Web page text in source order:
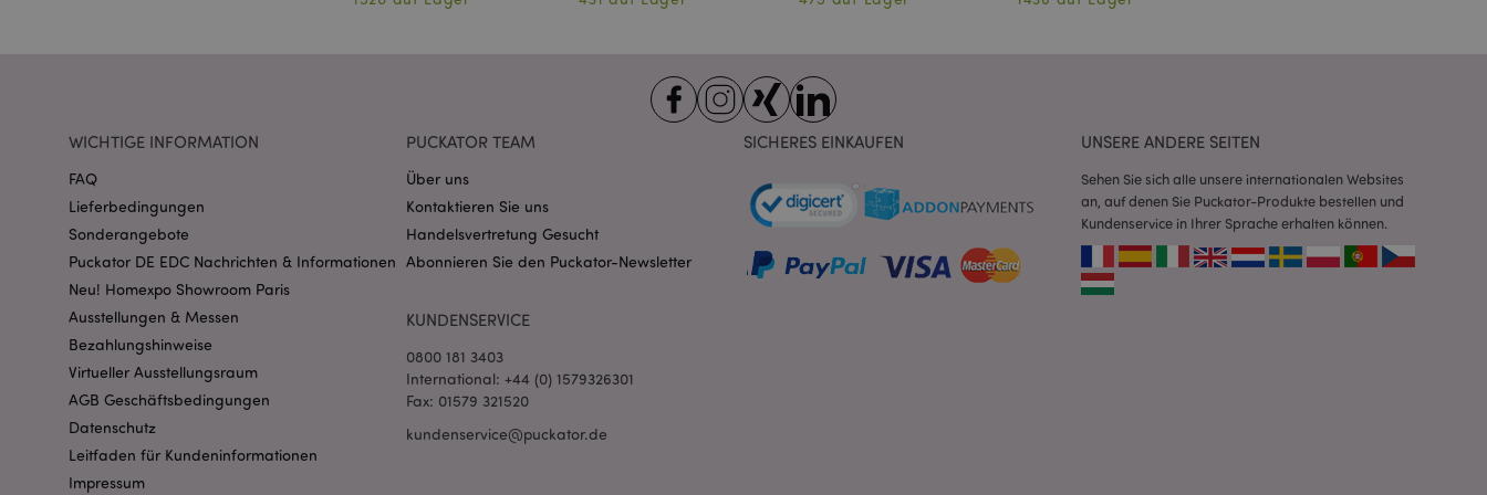
WICHTIGE INFORMATION
FAQ
Lieferbedingungen
Sonderangebote
Puckator DE EDC Nachrichten & Informationen
Neu! Homexpo Showroom Paris
Ausstellungen & Messen
Bezahlungshinweise
Virtueller Ausstellungsraum
AGB Geschäftsbedingungen
Datenschutz
Leitfaden für Kundeninformationen
Impressum
PUCKATOR TEAM
Über uns
Kontaktieren Sie uns
Handelsvertretung Gesucht
Abonnieren Sie den Puckator-Newsletter
KUNDENSERVICE
0800 181 3403
International: +44 (0) 1579326301
Fax: 01579 321520
kundenservice@puckator.de
SICHERES EINKAUFEN UNSERE ANDERE SEITEN
Sehen Sie sich alle unsere internationalen Websites
an, auf denen Sie Puckator-Produkte bestellen und
Kundenservice in Ihrer Sprache erhalten können.
allgemeine Kennung, die zum Verwalten von
verwendet wird, kann für die Site spezifisch sein.
Ein gutes Beispiel ist jedoch die Beibehaltung des
Anmeldestatus für einen Benutzer zwischen den
Seiten.
mage-messages
1 Tag 16
Verfolgt Fehlermeldungen und andere
werden, z. B. die Cookie-Zustimmungsnachricht
und verschiedene Fehlermeldungen. Die Nachricht
wird aus dem Cookie gelöscht, nachdem sie dem
mage-cache-sessid
Adobe Inc.
1 Tag
Der Wert dieses Cookies löst die Bereinigung des
lokalen Cache-Speichers aus. Wenn das Cookie von
der Backend-Anwendung entfernt wird, bereinigt
X-Magento-Vary
www.puckator.de